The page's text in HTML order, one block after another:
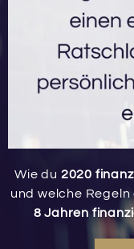
Wie du 2020
und welche
8 Jahren